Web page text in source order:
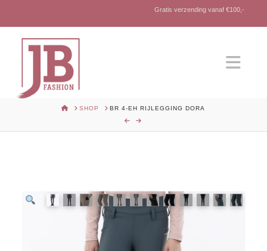
Gratis verzending vanaf €100,-
HOMESHOP BR 4-EH RIJLEGGING DORA